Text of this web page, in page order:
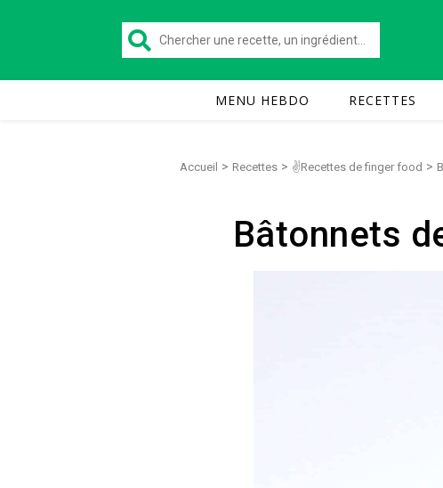
MENU HEBDO RECETTES
Accueil > Recettes > ✌Recettes de finger food >
Bâtonnets